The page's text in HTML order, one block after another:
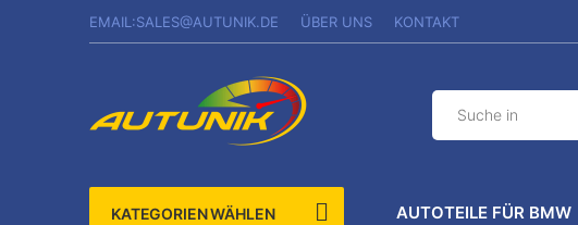
EMAIL:SALES@AUTUNIK.DE ÜBER UNS KONTAKT
KATEGORIEN WÄHLEN AUTOTEILE FÜR BMW